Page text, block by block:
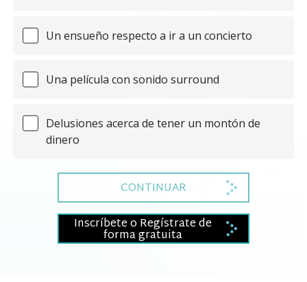
Un ensueño respecto a ir a un concierto
Una película con sonido surround
Delusiones acerca de tener un montón de
dinero
CONTINUAR
Inscríbete o Regístrate de
forma gratuita